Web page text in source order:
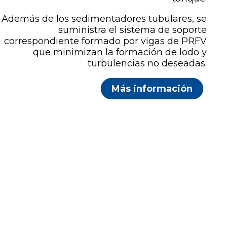
Además de los sedimentadores tubulares, se
suministra el sistema de soporte
correspondiente formado por vigas de PRFV
que minimizan la formación de lodo y
turbulencias no deseadas.
Más información